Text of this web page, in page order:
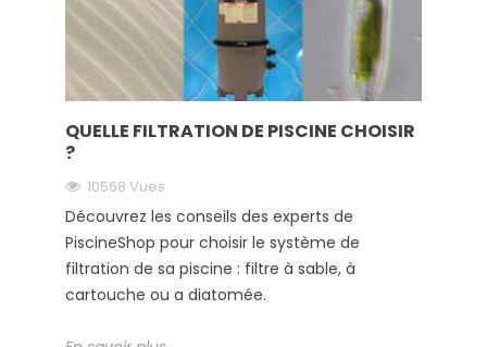
QUELLE FILTRATION DE PISCINE CHOISIR
?
10568 Vues
Découvrez les conseils des experts de
PiscineShop pour choisir le système de
filtration de sa piscine : filtre à sable, à
cartouche ou a diatomée.